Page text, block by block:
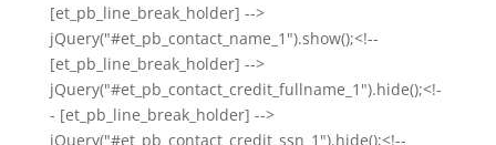
[et_pb_line_break_holder] -->
jQuery("#et_pb_contact_name_1").show();<!--
[et_pb_line_break_holder] -->
jQuery("#et_pb_contact_credit_fullname_1").hide();<!-
- [et_pb_line_break_holder] -->
jQuery("#et_pb_contact_credit_ssn_1").hide();<!--